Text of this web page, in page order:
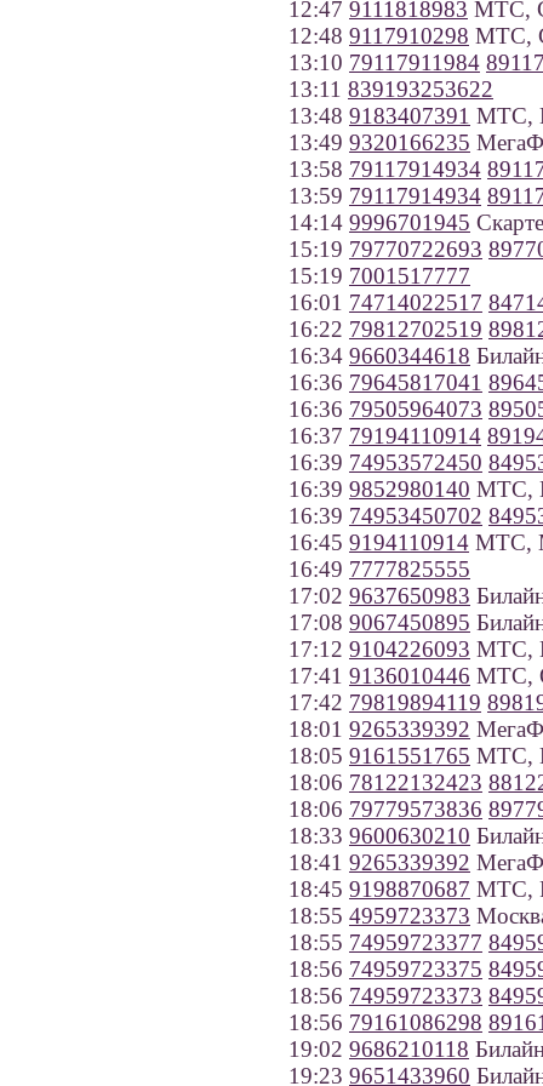
12:47 9111818983 МТС,
12:48 9117910298 МТС,
13:10 79117911984
13:11 839193253622
13:48 9183407391 МТС,
13:49 9320166235
13:58 79117914934
13:59 79117914934
14:14 9996701945
15:19 79770722693
15:19 7001517777
16:01 74714022517
16:22 79812702519
16:34 9660344618
16:36 79645817041
16:36 79505964073
16:37 79194110914
16:39 74953572450
16:39 9852980140 МТС,
16:39 74953450702
16:45 9194110914 МТС,
16:49 7777825555
17:02 9637650983
17:08 9067450895
17:12 9104226093 МТС,
17:41 9136010446 МТС,
17:42 79819894119
18:01 9265339392
18:05 9161551765 МТС,
18:06 78122132423
18:06 79779573836
18:33 9600630210
18:41 9265339392
18:45 9198870687 МТС,
18:55 4959723373
18:55 74959723377
18:56 74959723375
18:56 74959723373
18:56 79161086298
19:02 9686210118
19:23 9651433960